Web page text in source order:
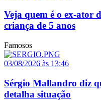
Veja quem é o ex-ator
criança de 5 anos
Famosos
03/08/2026 às 13:46
Sérgio Mallandro diz
detalha situação